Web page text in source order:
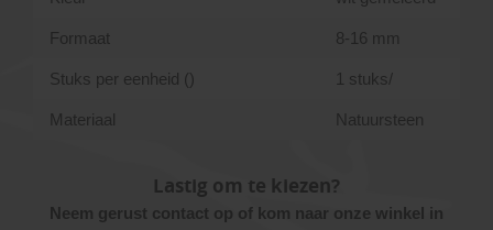
Formaat 8-16 mm
Stuks per eenheid () 1 stuks/
Materiaal Natuursteen
Lastig om te kiezen?
Neem gerust contact op of kom naar onze winkel in